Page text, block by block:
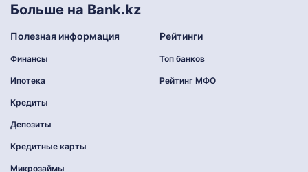
Больше на Bank.kz
Полезная информация
Финансы
Ипотека
Кредиты
Депозиты
Кредитные карты
Микрозаймы
Рейтинги
Топ банков
Рейтинг МФО